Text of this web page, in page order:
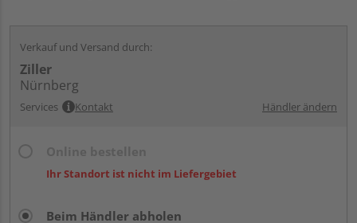
Verkauf und Versand durch:
Ziller
Nürnberg
Services Kontakt Händler ändern
Ihr Standort ist nicht im Liefergebiet
Beim Händler abholen